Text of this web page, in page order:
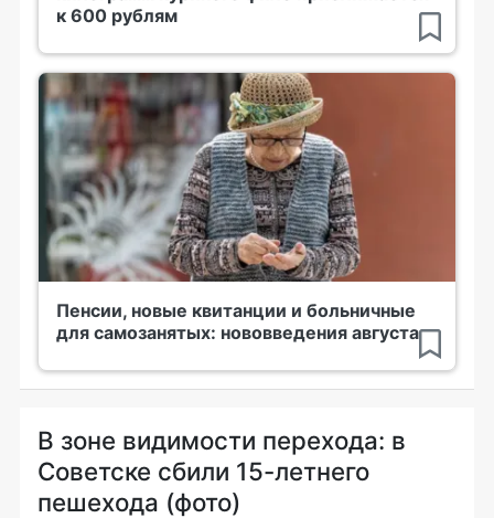
к 600 рублям
Пенсии, новые квитанции и больничные
для самозанятых: нововведения августа
В зоне видимости перехода: в
Советске сбили 15-летнего
пешехода (фото)